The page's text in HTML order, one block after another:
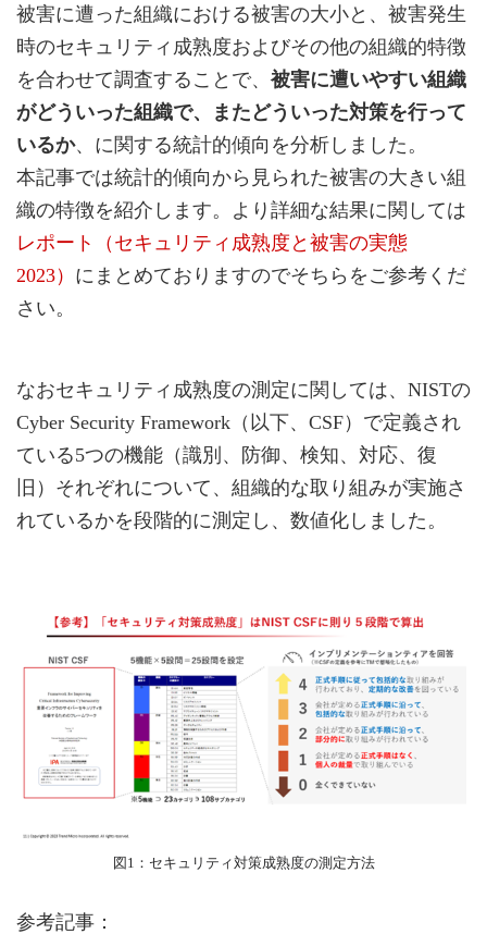
被害に遭った組織における被害の大小と、被害発生
時のセキュリティ成熟度およびその他の組織的特徴
を合わせて調査することで、 被害に遭いやすい組織
がどういった組織で、またどういった対策を行って
いるか、に関する統計的傾向を分析しました。
本記事では統計的傾向から見られた被害の大きい組
織の特徴を紹介します。より詳細な結果に関しては
レポート（セキュリティ成熟度と被害の実態
2023） にまとめておりますのでそちらをご参考くだ
さい。
なおセキュリティ成熟度の測定に関しては、NISTの
Cyber Security Framework（以下、CSF）で定義され
ている5つの機能（識別、防御、検知、対応、復
旧）それぞれについて、組織的な取り組みが実施さ
れているかを段階的に測定し、数値化しました。
図1：セキュリティ対策成熟度の測定方法
参考記事：